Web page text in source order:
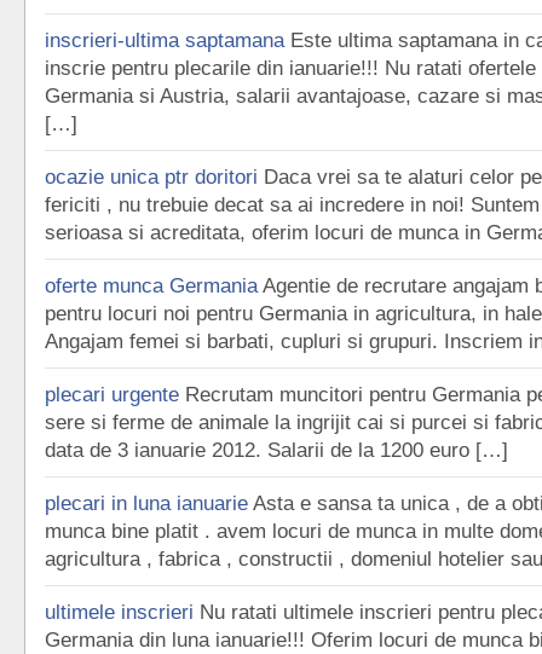
inscrieri-ultima saptamana Este ultima saptamana in
inscrie pentru plecarile din ianuarie!!! Nu ratati ofertele
Germania si Austria, salarii avantajoase, cazare si
[…]
ocazie unica ptr doritori Daca vrei sa te alaturi celor
fericiti , nu trebuie decat sa ai incredere in noi!
serioasa si acreditata, oferim locuri de munca in
oferte munca Germania Agentie de recrutare angajam
pentru locuri noi pentru Germania in agricultura, in
Angajam femei si barbati, cupluri si grupuri. Inscriem
plecari urgente Recrutam muncitori pentru Germania
sere si ferme de animale la ingrijit cai si purcei si
data de 3 ianuarie 2012. Salarii de la 1200 euro […]
plecari in luna ianuarie Asta e sansa ta unica , de a
munca bine platit . avem locuri de munca in multe
agricultura , fabrica , constructii , domeniul hotelier
ultimele inscrieri Nu ratati ultimele inscrieri pentru
Germania din luna ianuarie!!! Oferim locuri de munca